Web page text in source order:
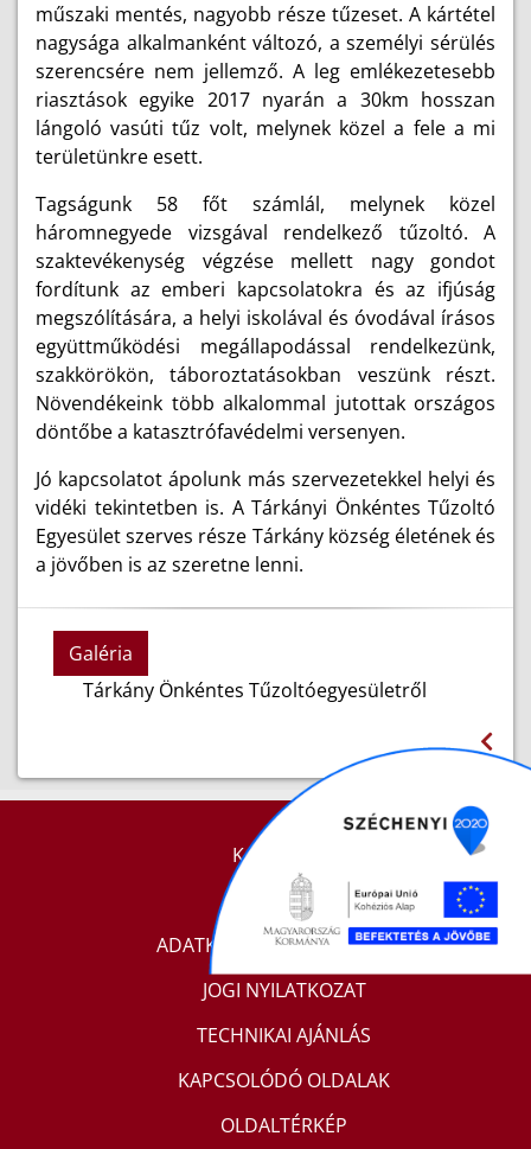
műszaki mentés, nagyobb része tűzeset. A kártétel
nagysága alkalmanként változó, a személyi sérülés
szerencsére nem jellemző. A leg emlékezetesebb
riasztások egyike 2017 nyarán a 30km hosszan
lángoló vasúti tűz volt, melynek közel a fele a mi
területünkre esett.
Tagságunk 58 főt számlál, melynek közel
háromnegyede vizsgával rendelkező tűzoltó. A
szaktevékenység végzése mellett nagy gondot
fordítunk az emberi kapcsolatokra és az ifjúság
megszólítására, a helyi iskolával és óvodával írásos
együttműködési megállapodással rendelkezünk,
szakkörökön, táboroztatásokban veszünk részt.
Növendékeink több alkalommal jutottak országos
döntőbe a katasztrófavédelmi versenyen.
Jó kapcsolatot ápolunk más szervezetekkel helyi és
vidéki tekintetben is. A Tárkányi Önkéntes Tűzoltó
Egyesület szerves része Tárkány község életének és
a jövőben is az szeretne lenni.
Galéria
Tárkány Önkéntes Tűzoltóegyesületről
KAPCSOLAT
IMPRESSZUM
ADATKEZELÉSI TÁJÉKOZTATÓ
JOGI NYILATKOZAT
TECHNIKAI AJÁNLÁS
KAPCSOLÓDÓ OLDALAK
OLDALTÉRKÉP